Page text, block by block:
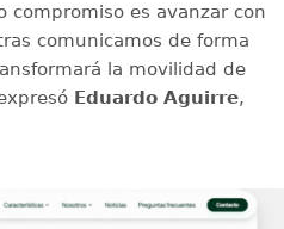
compromiso es avanzar con
comunicamos de forma
la movilidad de
Eduardo Aguirre,